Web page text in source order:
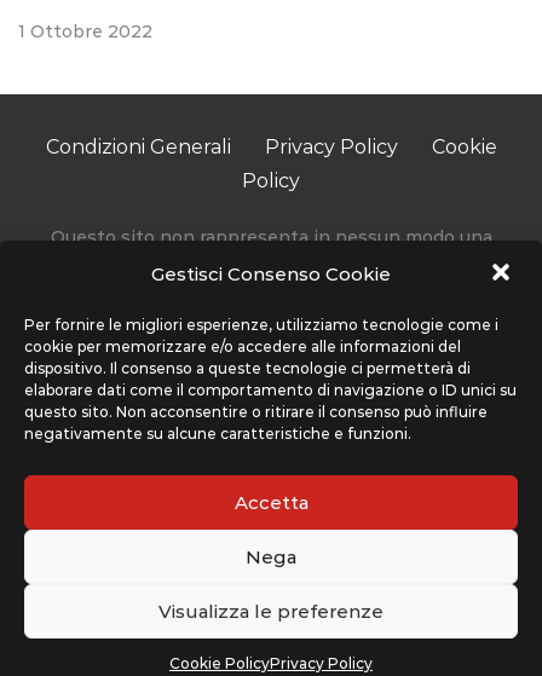
Gestisci Consenso Cookie
Per fornire le migliori esperienze, utilizziamo tecnologie come i
cookie per memorizzare e/o accedere alle informazioni del
dispositivo. Il consenso a queste tecnologie ci permetterà di
elaborare dati come il comportamento di navigazione o ID unici su
questo sito. Non acconsentire o ritirare il consenso può influire
negativamente su alcune caratteristiche e funzioni.
Accetta
Nega
Visualizza le preferenze
Cookie PolicyPrivacy Policy
1 Ottobre 2022
Condizioni Generali Privacy Policy
Cookie
Policy
Questo sito non rappresenta in nessun modo una
testata giornalistica in quanto viene aggiornato senza
Accedendo, usando o navigando sul nostro sito stai
accettando l’utilizzo di determinati cookie per migliorare
la tua esperienza. Sport Network non utilizza cookie che
interferiscono con la tua privacy, ma solo quelli che
migliorano l’uso del nostro sito, ti preghiamo di far
Policy per maggiori informazioni su come usiamo i cookie
e come cancellarli nel caso lo desiderassi.
Il sito www.cplaynews.it è gestito da Sport Network srl,
con sede legale a Piazza Indipendenza 11/B - 00185 Roma
(RM)
© 2022